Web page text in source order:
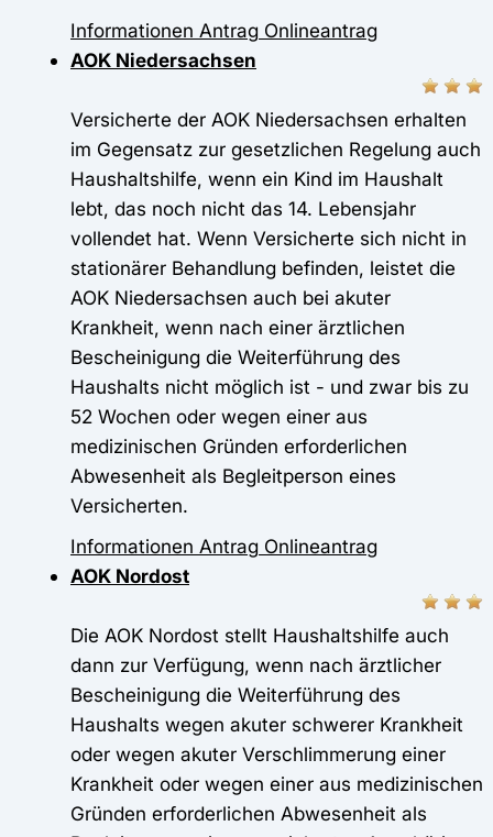
Informationen Antrag Onlineantrag
AOK Niedersachsen
Versicherte der AOK Niedersachsen erhalten
im Gegensatz zur gesetzlichen Regelung auch
Haushaltshilfe, wenn ein Kind im Haushalt
lebt, das noch nicht das 14. Lebensjahr
vollendet hat. Wenn Versicherte sich nicht in
stationärer Behandlung befinden, leistet die
AOK Niedersachsen auch bei akuter
Krankheit, wenn nach einer ärztlichen
Bescheinigung die Weiterführung des
Haushalts nicht möglich ist - und zwar bis zu
52 Wochen oder wegen einer aus
medizinischen Gründen erforderlichen
Abwesenheit als Begleitperson eines
Versicherten.
Informationen Antrag Onlineantrag
AOK Nordost
Die AOK Nordost stellt Haushaltshilfe auch
dann zur Verfügung, wenn nach ärztlicher
Bescheinigung die Weiterführung des
Haushalts wegen akuter schwerer Krankheit
oder wegen akuter Verschlimmerung einer
Krankheit oder wegen einer aus medizinischen
Gründen erforderlichen Abwesenheit als